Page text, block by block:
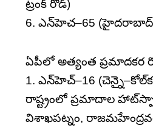
ట్రంక్‌ రోడ్‌)
6. ఎన్‌హెచ–65 (హైదరాబాద్‌
ఏపీలో అత్యంత ప్రమాదకర
1. ఎన్‌హెచ్‌–16
రాష్ట్రంలో ప్రమాదాల
విశాఖపట్నం,